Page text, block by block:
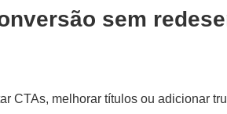
sem
CTAs, melhorar títulos ou adicionar